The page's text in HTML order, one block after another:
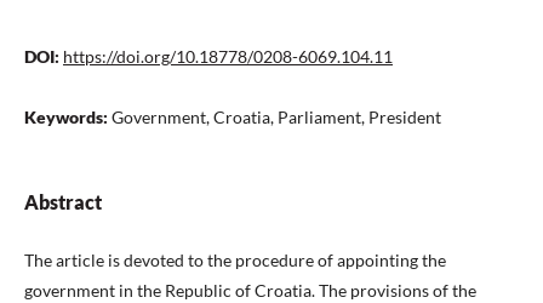
DOI: https://doi.org/10.18778/0208-6069.104.11
Keywords: Government, Croatia, Parliament, President
Abstract
The article is devoted to the procedure of appointing the
government in the Republic of Croatia. The provisions of the